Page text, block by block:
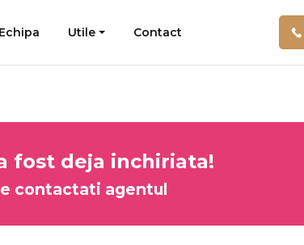
Echipa Utile Contact
fost deja inchiriata!
contactati agentul